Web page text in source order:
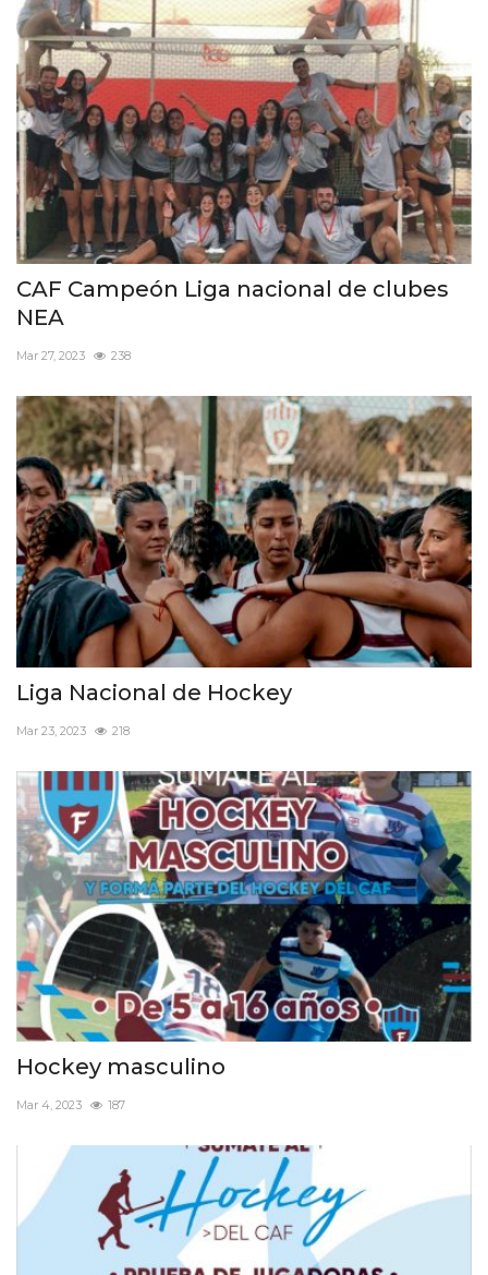
CAF Campeón Liga nacional de clubes
NEA
Mar 27, 2023 238
Liga Nacional de Hockey
Mar 23, 2023 218
Hockey masculino
Mar 4, 2023 187